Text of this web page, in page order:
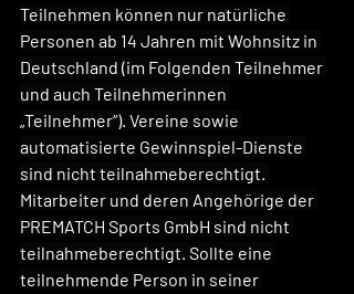
Teilnehmen können nur natürliche
Personen ab 14 Jahren mit Wohnsitz in
Deutschland (im Folgenden Teilnehmer
und auch Teilnehmerinnen
„Teilnehmer“). Vereine sowie
automatisierte Gewinnspiel-Dienste
sind nicht teilnahmeberechtigt.
Mitarbeiter und deren Angehörige der
PREMATCH Sports GmbH sind nicht
teilnahmeberechtigt. Sollte eine
teilnehmende Person in seiner